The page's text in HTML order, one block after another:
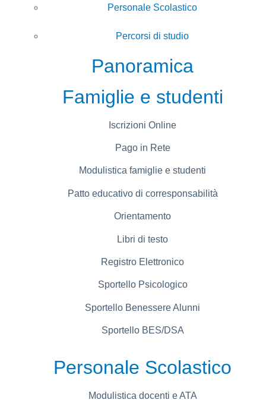
Personale Scolastico
Percorsi di studio
Panoramica
Famiglie e studenti
Iscrizioni Online
Pago in Rete
Modulistica famiglie e studenti
Patto educativo di corresponsabilità
Orientamento
Libri di testo
Registro Elettronico
Sportello Psicologico
Sportello Benessere Alunni
Sportello BES/DSA
Personale Scolastico
Modulistica docenti e ATA